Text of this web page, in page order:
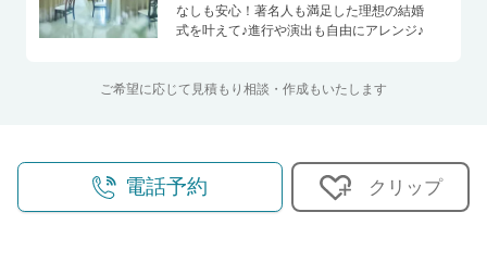
なしも安心！著名人も満足した理想の結婚
式を叶えて♪進行や演出も自由にアレンジ♪
ご希望に応じて見積もり相談・作成もいたします
電話予約 クリップ